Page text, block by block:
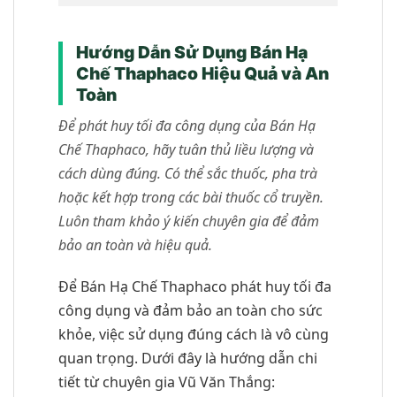
Hướng Dẫn Sử Dụng Bán Hạ
Chế Thaphaco Hiệu Quả và An
Toàn
Để phát huy tối đa công dụng của Bán Hạ
Chế Thaphaco, hãy tuân thủ liều lượng và
cách dùng đúng. Có thể sắc thuốc, pha trà
hoặc kết hợp trong các bài thuốc cổ truyền.
Luôn tham khảo ý kiến chuyên gia để đảm
bảo an toàn và hiệu quả.
Để Bán Hạ Chế Thaphaco phát huy tối đa
công dụng và đảm bảo an toàn cho sức
khỏe, việc sử dụng đúng cách là vô cùng
quan trọng. Dưới đây là hướng dẫn chi
tiết từ chuyên gia Vũ Văn Thắng: